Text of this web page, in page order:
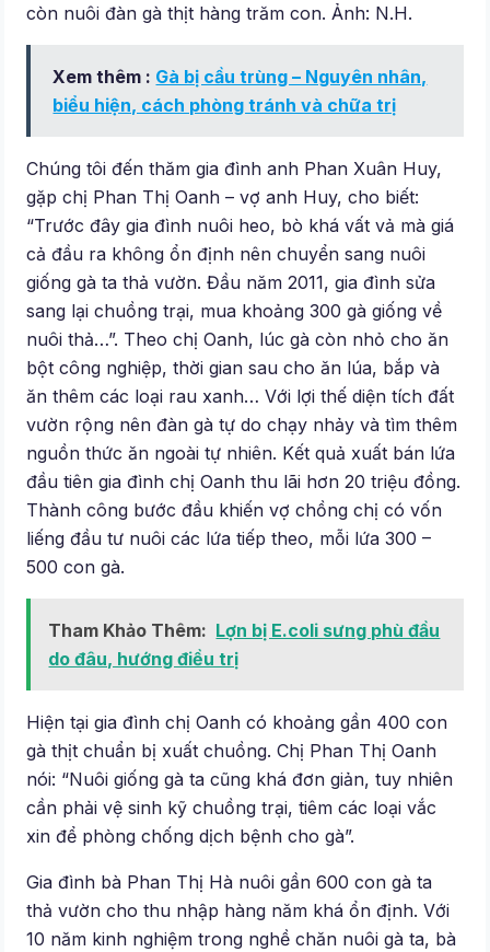
còn nuôi đàn gà thịt hàng trăm con. Ảnh: N.H.
Xem thêm : Gà bị cầu trùng – Nguyên nhân,
biểu hiện, cách phòng tránh và chữa trị
Chúng tôi đến thăm gia đình anh Phan Xuân Huy,
gặp chị Phan Thị Oanh – vợ anh Huy, cho biết:
“Trước đây gia đình nuôi heo, bò khá vất vả mà giá
cả đầu ra không ổn định nên chuyển sang nuôi
giống gà ta thả vườn. Đầu năm 2011, gia đình sửa
sang lại chuồng trại, mua khoảng 300 gà giống về
nuôi thả…”. Theo chị Oanh, lúc gà còn nhỏ cho ăn
bột công nghiệp, thời gian sau cho ăn lúa, bắp và
ăn thêm các loại rau xanh… Với lợi thế diện tích đất
vườn rộng nên đàn gà tự do chạy nhảy và tìm thêm
nguồn thức ăn ngoài tự nhiên. Kết quả xuất bán lứa
đầu tiên gia đình chị Oanh thu lãi hơn 20 triệu đồng.
Thành công bước đầu khiến vợ chồng chị có vốn
liếng đầu tư nuôi các lứa tiếp theo, mỗi lứa 300 –
500 con gà.
Tham Khảo Thêm: Lợn bị E.coli sưng phù đầu
do đâu, hướng điều trị
Hiện tại gia đình chị Oanh có khoảng gần 400 con
gà thịt chuẩn bị xuất chuồng. Chị Phan Thị Oanh
nói: “Nuôi giống gà ta cũng khá đơn giản, tuy nhiên
cần phải vệ sinh kỹ chuồng trại, tiêm các loại vắc
xin để phòng chống dịch bệnh cho gà”.
Gia đình bà Phan Thị Hà nuôi gần 600 con gà ta
thả vườn cho thu nhập hàng năm khá ổn định. Với
10 năm kinh nghiệm trong nghề chăn nuôi gà ta, bà